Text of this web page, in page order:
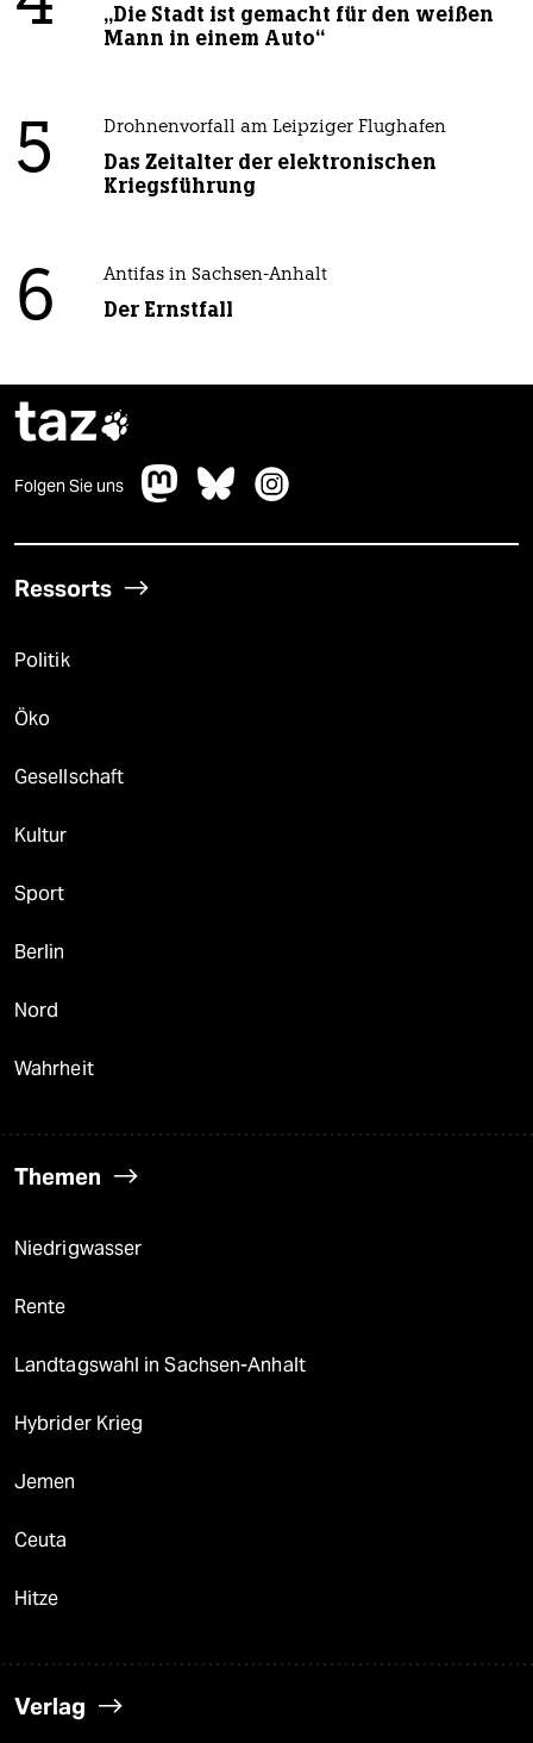
„Die Stadt ist gemacht für den weißen
Mann in einem Auto“
5 Drohnenvorfall am Leipziger Flughafen
Das Zeitalter der elektronischen
Kriegsführung
6 Antifas in Sachsen-Anhalt
Der Ernstfall
taz
Folgen Sie uns
Ressorts
Politik
Öko
Gesellschaft
Kultur
Sport
Berlin
Nord
Wahrheit
Themen
Niedrigwasser
Rente
Landtagswahl in Sachsen-Anhalt
Hybrider Krieg
Jemen
Ceuta
Hitze
Verlag